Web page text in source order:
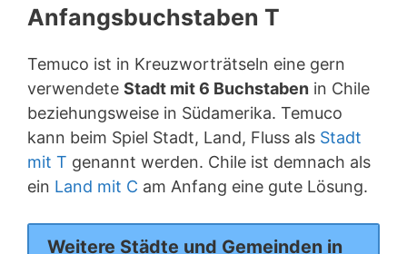
Anfangsbuchstaben T
Temuco ist in Kreuzworträtseln eine gern
verwendete Stadt mit 6 Buchstaben in Chile
beziehungsweise in Südamerika. Temuco
kann beim Spiel Stadt, Land, Fluss als Stadt
mit T genannt werden. Chile ist demnach als
ein Land mit C am Anfang eine gute Lösung.
Weitere Städte und Gemeinden in